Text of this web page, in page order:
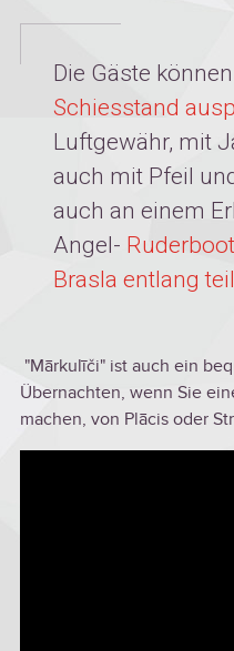
Die Gäste
Schiesstand
Luftgewähr, mit
auch mit Pfeil
auch an einem
Angel-
Brasla entlang
"Mārkulīči" ist auch ein
Übernachten, wenn Sie
machen, von Plācis oder